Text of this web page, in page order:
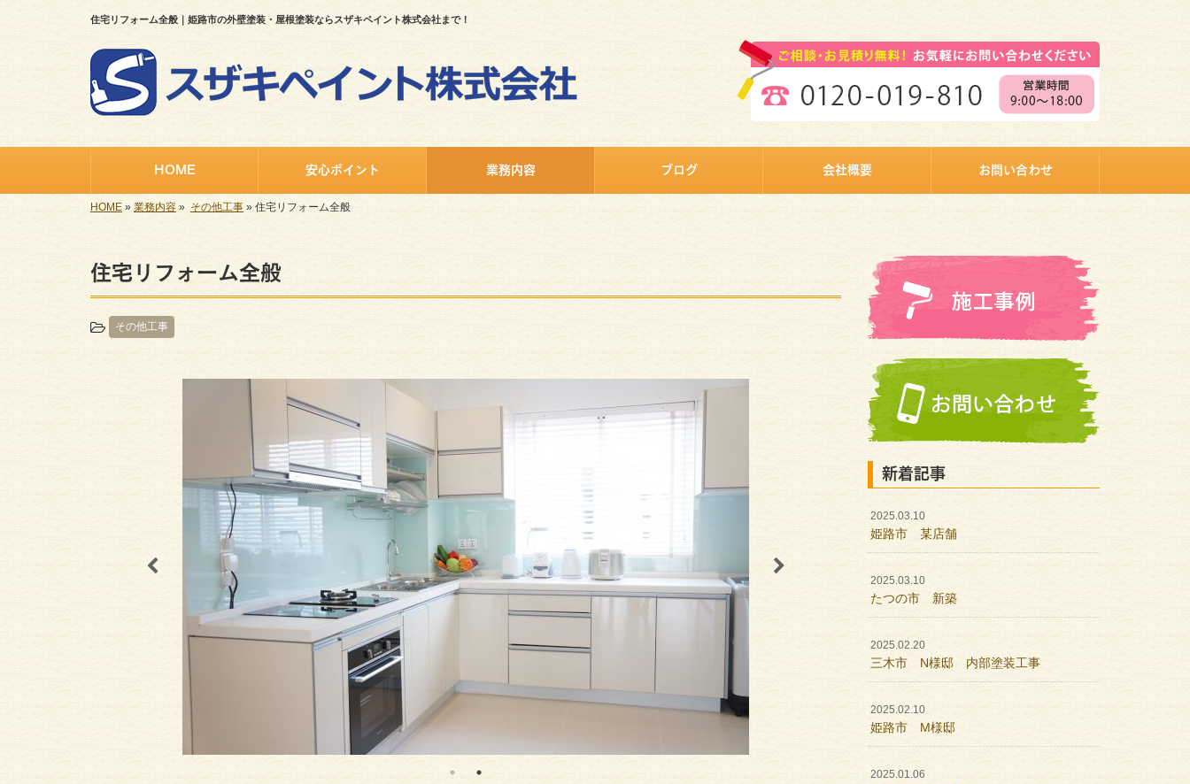
住宅リフォーム全般｜姫路市の外壁塗装・屋根塗装ならスザキペイント株式会社まで！
HOME 安心ポイント 業務内容 ブログ 会社概要 お問い合わせ
HOME » 業務内容» その他工事 » 住宅リフォーム全般
住宅リフォーム全般
その他工事
新着記事
2025.03.10
姫路市 某店舗
2025.03.10
たつの市 新築
2025.02.20
三木市 N様邸 内部塗装工事
2025.02.10
姫路市 M様邸
2025.01.06